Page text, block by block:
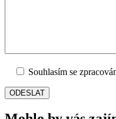
Souhlasím se